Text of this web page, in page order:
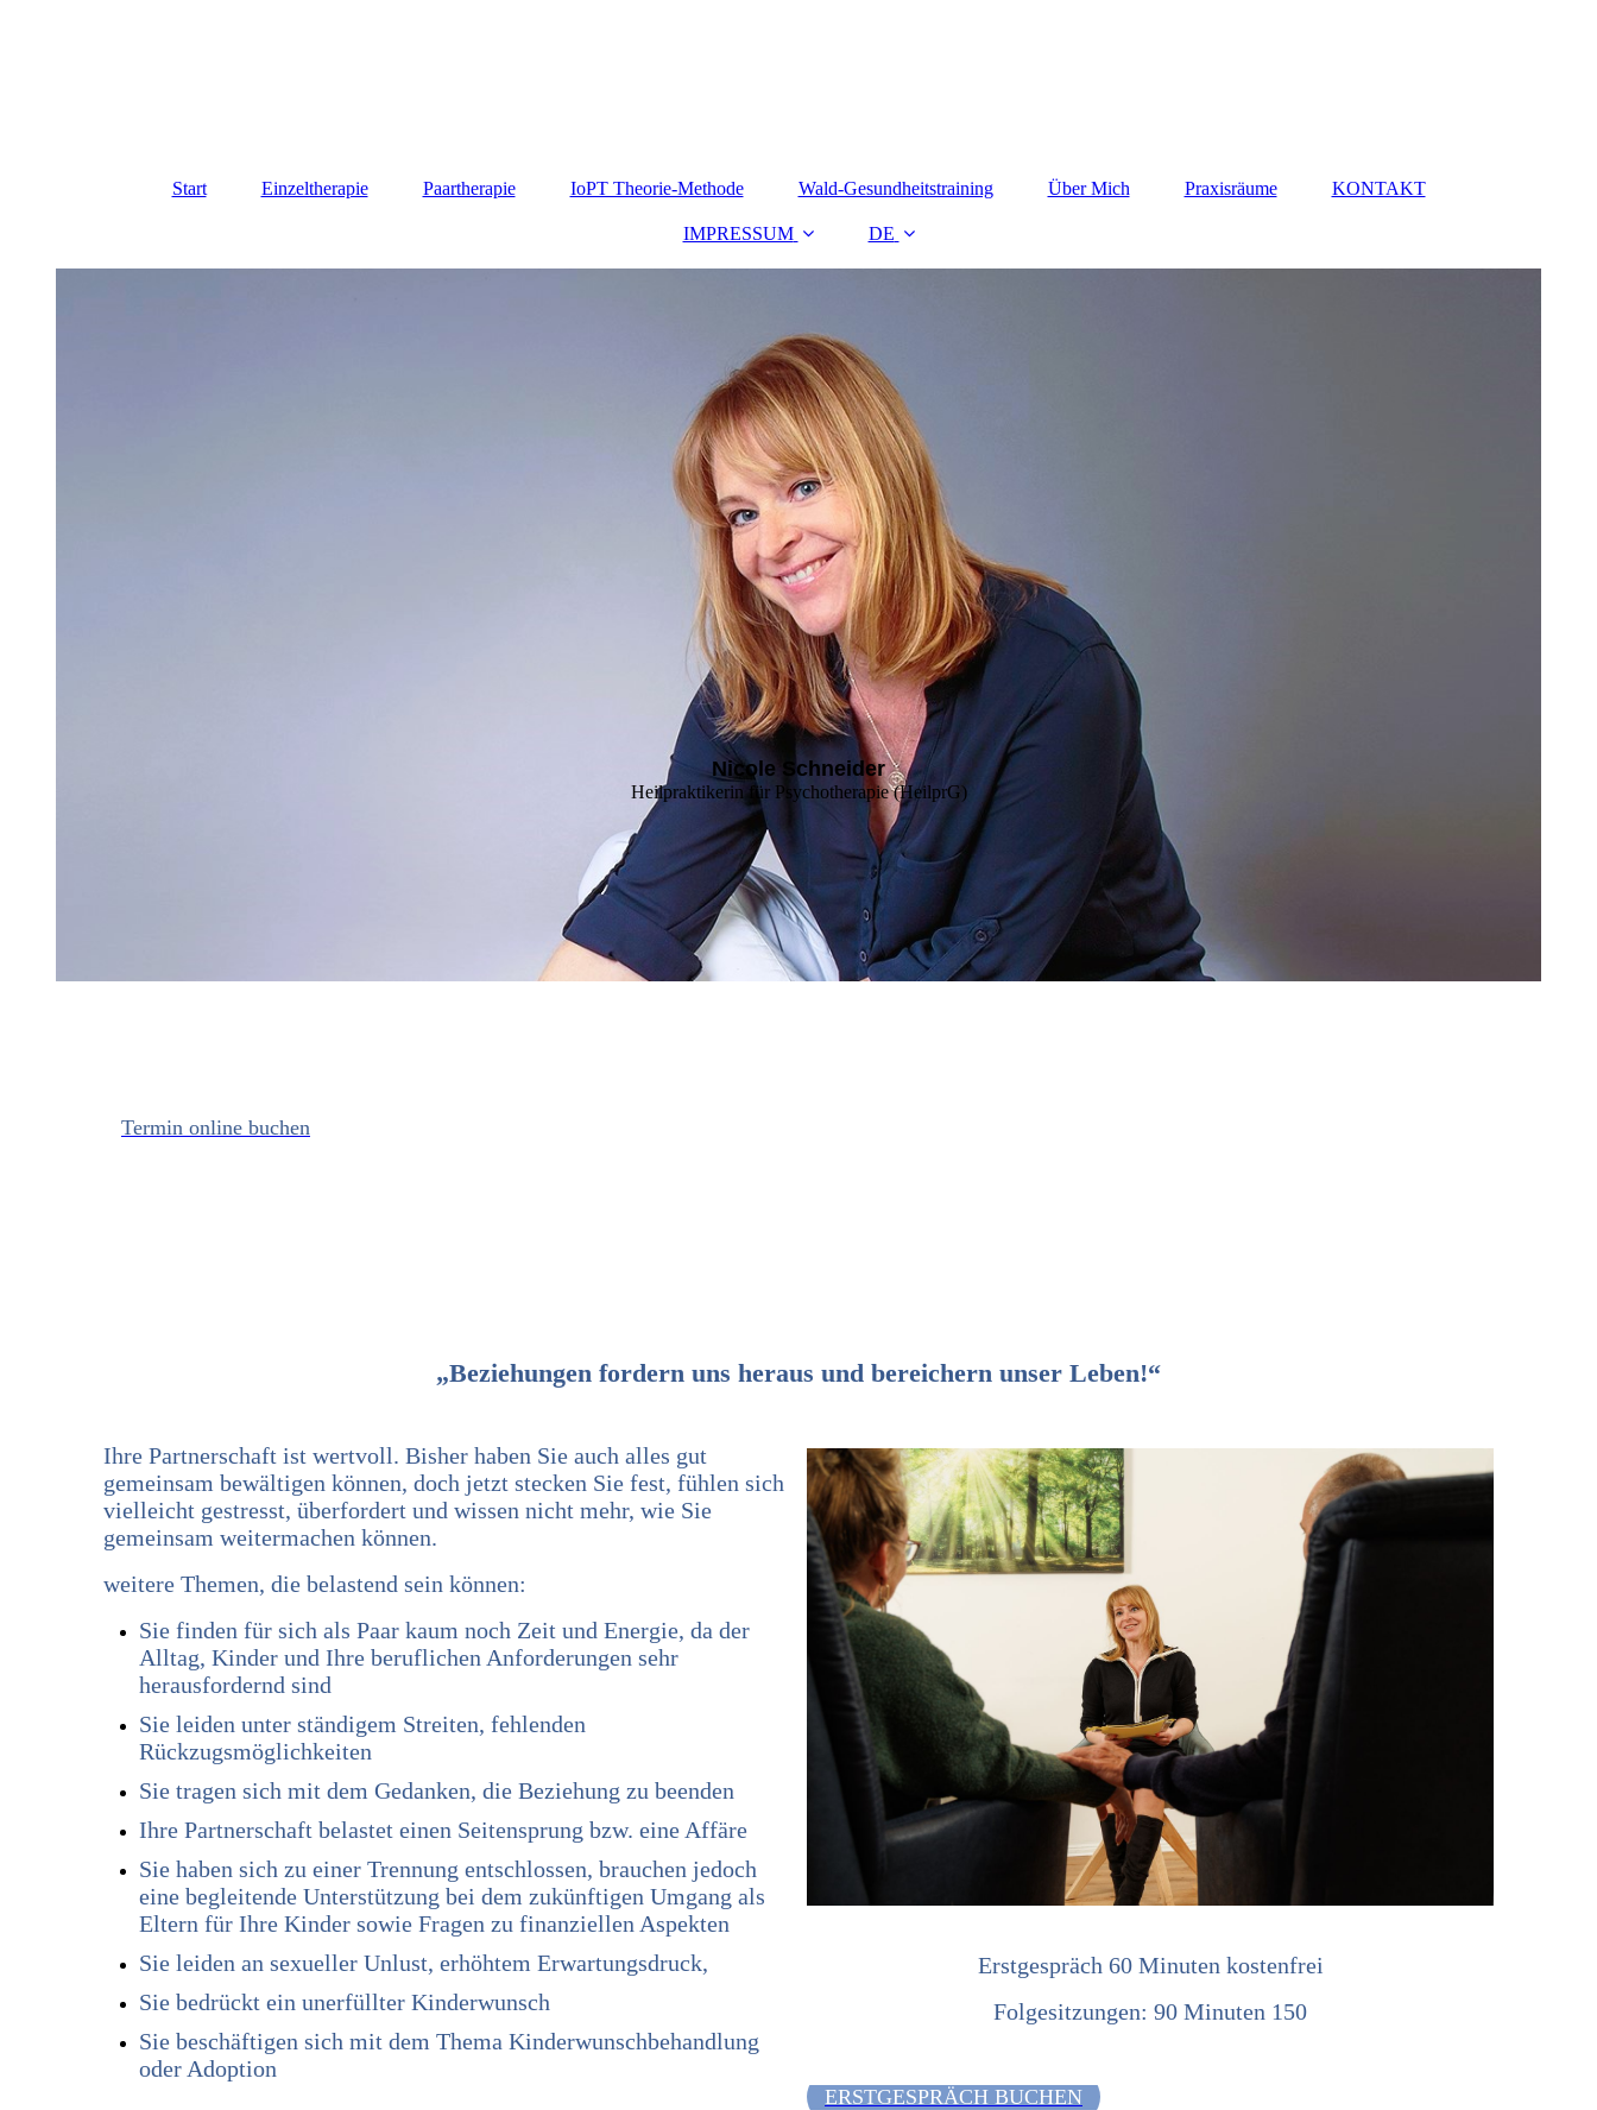
Start Einzeltherapie Paartherapie IoPT Theorie-Methode Wald-Gesundheitstraining Über Mich Praxisräume KONTAKT
IMPRESSUM DE
Nicole Schneider
Heilpraktikerin für Psychotherapie (HeilprG)
Termin online buchen
„Beziehungen fordern uns heraus und bereichern unser Leben!“
Ihre Partnerschaft ist wertvoll. Bisher haben Sie auch alles gut
gemeinsam bewältigen können, doch jetzt stecken Sie fest, fühlen sich
vielleicht gestresst, überfordert und wissen nicht mehr, wie Sie
gemeinsam weitermachen können.
weitere Themen, die belastend sein können:
Sie finden für sich als Paar kaum noch Zeit und Energie, da der
Alltag, Kinder und Ihre beruflichen Anforderungen sehr
herausfordernd sind
Sie leiden unter ständigem Streiten, fehlenden
Rückzugsmöglichkeiten
Sie tragen sich mit dem Gedanken, die Beziehung zu beenden
Ihre Partnerschaft belastet einen Seitensprung bzw. eine Affäre
Sie haben sich zu einer Trennung entschlossen, brauchen jedoch
eine begleitende Unterstützung bei dem zukünftigen Umgang als
Eltern für Ihre Kinder sowie Fragen zu finanziellen Aspekten
Sie leiden an sexueller Unlust, erhöhtem Erwartungsdruck,
Sie bedrückt ein unerfüllter Kinderwunsch
Sie beschäftigen sich mit dem Thema Kinderwunschbehandlung
oder Adoption
Erstgespräch 60 Minuten kostenfrei
Folgesitzungen: 90 Minuten 150
ERSTGESPRÄCH BUCHEN